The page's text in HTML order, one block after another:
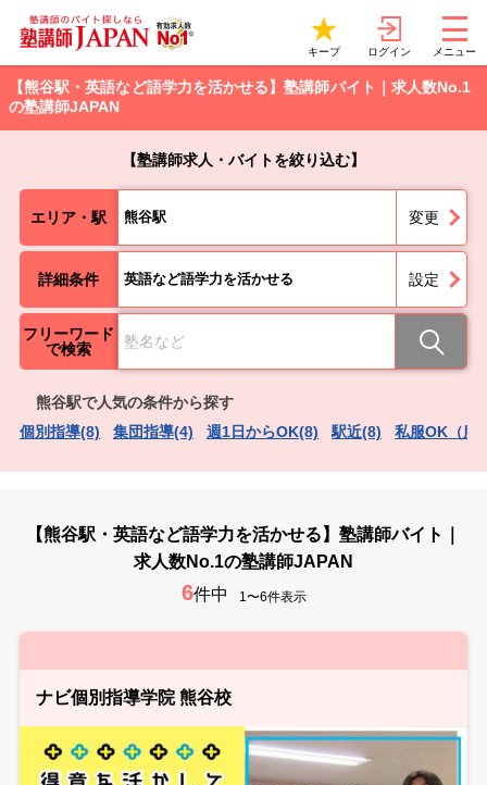
キープ ログイン メニュー
【熊谷駅・英語など語学力を活かせる】塾講師バイト｜求人数No.1
の塾講師JAPAN
【塾講師求人・バイトを絞り込む】
エリア・駅 熊谷駅 変更
詳細条件 英語など語学力を活かせる 設定
フリーワード
で検索
熊谷駅で人気の条件から探す
個別指導(8)
集団指導(4) 週1日からOK(8) 駅近(8) 私服OK（服
【熊谷駅・英語など語学力を活かせる】塾講師バイト｜
求人数No.1の塾講師JAPAN
6件中 1〜6件表示
ナビ個別指導学院 熊谷校